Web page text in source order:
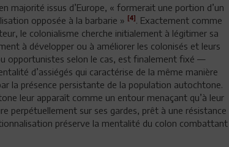
majorité issus d’Europe, « formerait une portion d’un
opposée à la barbarie » [4] . Exactement comme
le colonialisme cherche initialement à légitimer sa
à développer ou à améliorer les colonisés et leurs
opportunistes selon le cas, est finalement fixé —
d’assiégés qui caractérise de la même manière
la présence persistante de la population autochtone.
leur apparaît comme un entour menaçant qu’à leur
perpétuellement sur ses gardes, prêt à une résistance
préserve la mentalité du colon combattant